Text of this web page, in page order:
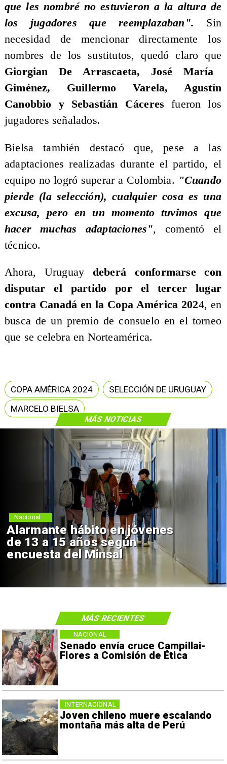
MÁS NOTICIAS
que les nombré no estuvieron a la altura de
los jugadores que reemplazaban". Sin
necesidad de mencionar directamente los
nombres de los sustitutos, quedó claro que
Giorgian De Arrascaeta, José María
Giménez, Guillermo Varela, Agustín
Canobbio y Sebastián Cáceres fueron los
jugadores señalados.
Bielsa también destacó que, pese a las
adaptaciones realizadas durante el partido, el
equipo no logró superar a Colombia. "Cuando
pierde (la selección), cualquier cosa es una
excusa, pero en un momento tuvimos que
hacer muchas adaptaciones", comentó el
técnico.
Ahora, Uruguay deberá conformarse con
disputar el partido por el tercer lugar
contra Canadá en la Copa América 2024, en
busca de un premio de consuelo en el torneo
que se celebra en Norteamérica.
COPA AMÉRICA 2024
SELECCIÓN DE URUGUAY
MARCELO BIELSA
Alarmante hábito en jóvenes
de 13 a 15 años según
encuesta del Minsal
Nacional
Senado envía cruce Campillai-
Flores a Comisión de Ética
NACIONAL
Joven chileno muere escalando
montaña más alta de Perú
INTERNACIONAL
MÁS RECIENTES